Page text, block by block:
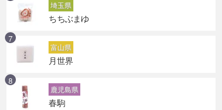
埼玉県
ちちぶまゆ
富山県
月世界
鹿児島県
春駒